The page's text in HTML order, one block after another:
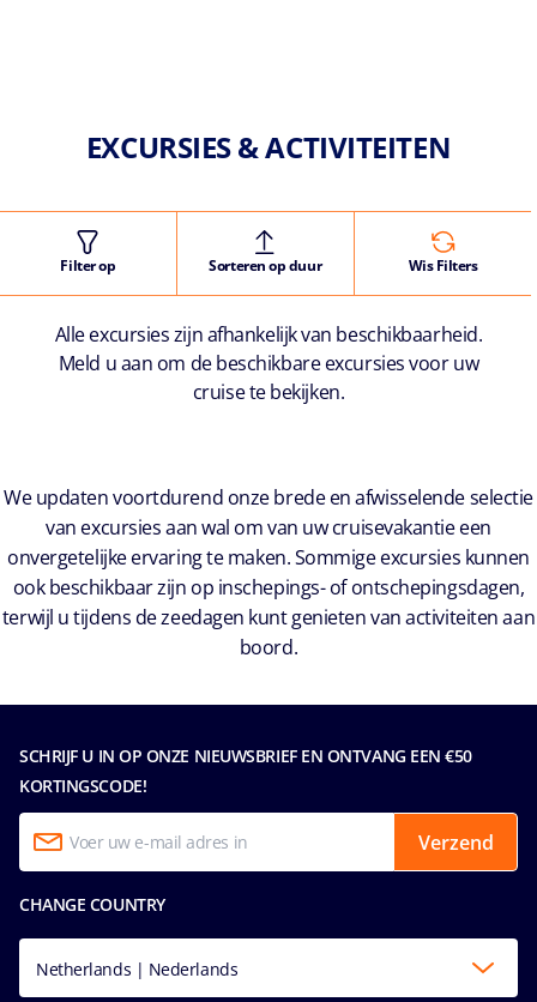
EXCURSIES & ACTIVITEITEN
Filter op Sorteren op duur Wis Filters
Alle excursies zijn afhankelijk van beschikbaarheid.
Meld u aan om de beschikbare excursies voor uw
cruise te bekijken.
We updaten voortdurend onze brede en afwisselende selectie
van excursies aan wal om van uw cruisevakantie een
onvergetelijke ervaring te maken. Sommige excursies kunnen
ook beschikbaar zijn op inschepings- of ontschepingsdagen,
terwijl u tijdens de zeedagen kunt genieten van activiteiten aan
boord.
SCHRIJF U IN OP ONZE NIEUWSBRIEF EN ONTVANG EEN €50
KORTINGSCODE!
Verzend
CHANGE COUNTRY
Netherlands | Nederlands